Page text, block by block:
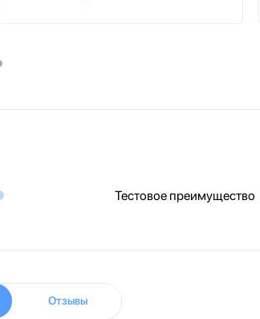
Тестовое преимущество
Отзывы